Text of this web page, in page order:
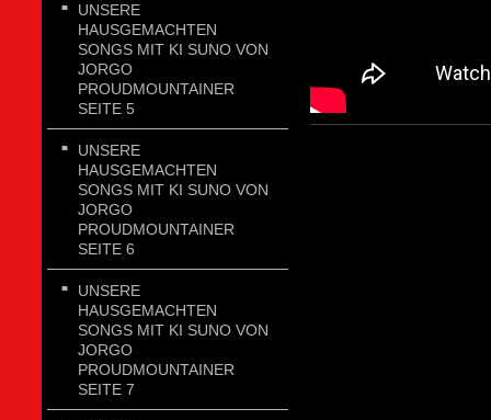
UNSERE
HAUSGEMACHTEN
SONGS MIT KI SUNO VON
JORGO
PROUDMOUNTAINER
SEITE 5
UNSERE
HAUSGEMACHTEN
SONGS MIT KI SUNO VON
JORGO
PROUDMOUNTAINER
SEITE 6
UNSERE
HAUSGEMACHTEN
SONGS MIT KI SUNO VON
JORGO
PROUDMOUNTAINER
SEITE 7